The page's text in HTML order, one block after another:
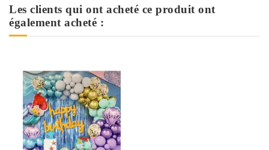
Les clients qui ont acheté ce produit ont
également acheté :